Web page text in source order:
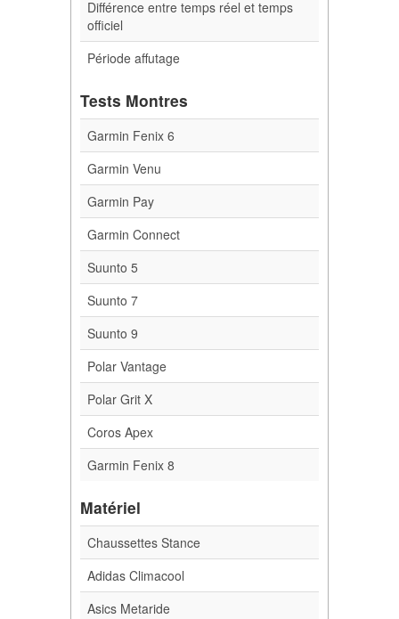
Différence entre temps réel et temps
officiel
Période affutage
Tests Montres
Garmin Fenix 6
Garmin Venu
Garmin Pay
Garmin Connect
Suunto 5
Suunto 7
Suunto 9
Polar Vantage
Polar Grit X
Coros Apex
Garmin Fenix 8
Matériel
Chaussettes Stance
Adidas Climacool
Asics Metaride